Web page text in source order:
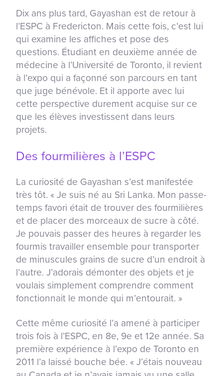
Dix ans plus tard, Gayashan est de retour à
l’ESPC à Fredericton. Mais cette fois, c’est lui
qui examine les affiches et pose des
questions. Étudiant en deuxième année de
médecine à l’Université de Toronto, il revient
à l’expo qui a façonné son parcours en tant
que juge bénévole. Et il apporte avec lui
cette perspective durement acquise sur ce
que les élèves investissent dans leurs
projets.
Des fourmilières à l’ESPC
La curiosité de Gayashan s’est manifestée
très tôt. « Je suis né au Sri Lanka. Mon passe-
temps favori était de trouver des fourmilières
et de placer des morceaux de sucre à côté.
Je pouvais passer des heures à regarder les
fourmis travailler ensemble pour transporter
de minuscules grains de sucre d’un endroit à
l’autre. J’adorais démonter des objets et je
voulais simplement comprendre comment
fonctionnait le monde qui m’entourait. »
Cette même curiosité l’a amené à participer
trois fois à l’ESPC, en 8e, 9e et 12e année. Sa
première expérience à l’expo de Toronto en
2011 l’a laissé bouche bée. « J’étais nouveau